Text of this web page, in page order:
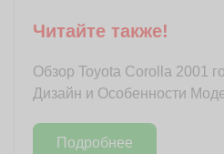
Читайте также!
Обзор Toyota Corolla 2001
Дизайн и Особенности
Подробнее